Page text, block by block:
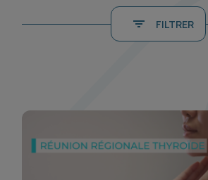
FILTRER